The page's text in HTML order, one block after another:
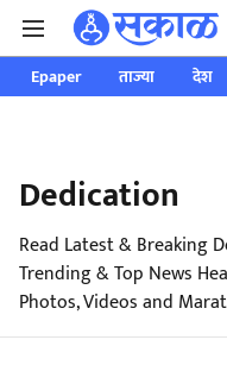
Epaper ताज्या देश
Dedication
Read Latest & Breaking
Trending & Top News
Photos, Videos and